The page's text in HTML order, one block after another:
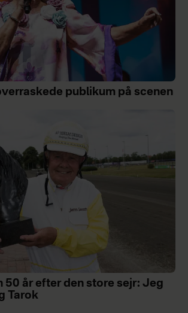
publikum på scenen
50 år efter den store sejr: Jeg
Tarok